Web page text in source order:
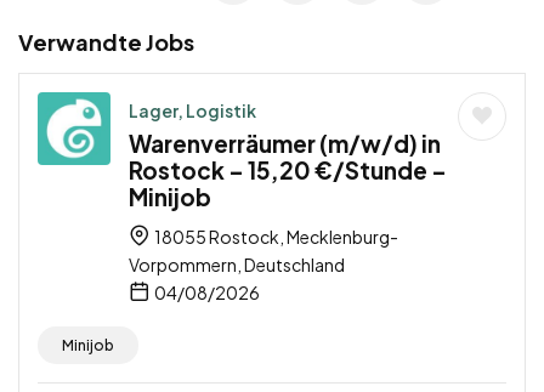
Verwandte Jobs
Lager, Logistik
Warenverräumer (m/w/d) in
Rostock – 15,20 €/Stunde –
Minijob
18055 Rostock, Mecklenburg-
Vorpommern, Deutschland
04/08/2026
Minijob